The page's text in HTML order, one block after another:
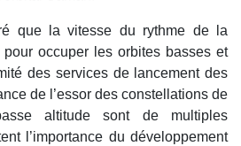
que la vitesse du rythme de la
occuper les orbites basses et
des services de lancement des
de l’essor des constellations de
altitude sont de multiples
l’importance du développement